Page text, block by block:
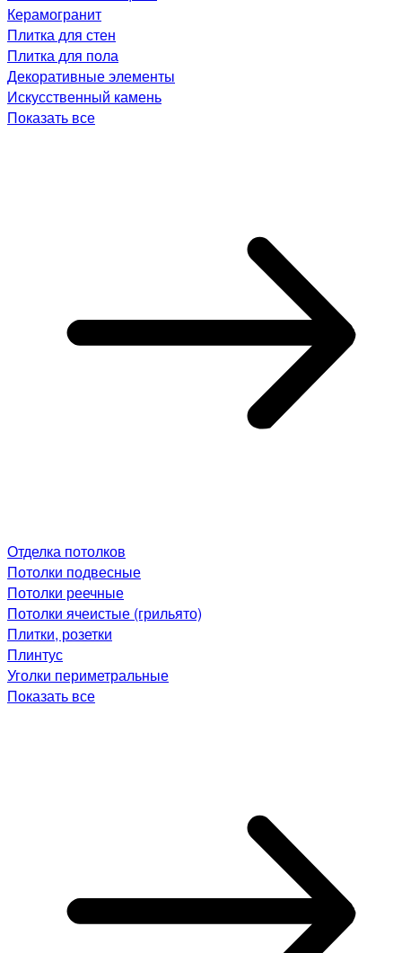
Керамогранит
Плитка для стен
Плитка для пола
Декоративные элементы
Искусственный камень
Показать все
Отделка потолков
Потолки подвесные
Потолки реечные
Потолки ячеистые (грильято)
Плитки, розетки
Плинтус
Уголки периметральные
Показать все